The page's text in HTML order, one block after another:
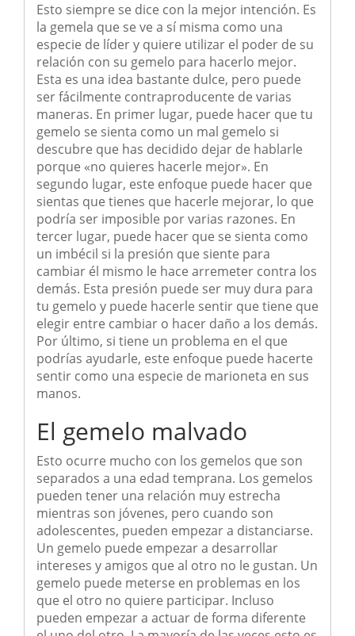
Esto siempre se dice con la mejor intención. Es
la gemela que se ve a sí misma como una
especie de líder y quiere utilizar el poder de su
relación con su gemelo para hacerlo mejor.
Esta es una idea bastante dulce, pero puede
ser fácilmente contraproducente de varias
maneras. En primer lugar, puede hacer que tu
gemelo se sienta como un mal gemelo si
descubre que has decidido dejar de hablarle
porque «no quieres hacerle mejor». En
segundo lugar, este enfoque puede hacer que
sientas que tienes que hacerle mejorar, lo que
podría ser imposible por varias razones. En
tercer lugar, puede hacer que se sienta como
un imbécil si la presión que siente para
cambiar él mismo le hace arremeter contra los
demás. Esta presión puede ser muy dura para
tu gemelo y puede hacerle sentir que tiene que
elegir entre cambiar o hacer daño a los demás.
Por último, si tiene un problema en el que
podrías ayudarle, este enfoque puede hacerte
sentir como una especie de marioneta en sus
manos.
El gemelo malvado
Esto ocurre mucho con los gemelos que son
separados a una edad temprana. Los gemelos
pueden tener una relación muy estrecha
mientras son jóvenes, pero cuando son
adolescentes, pueden empezar a distanciarse.
Un gemelo puede empezar a desarrollar
intereses y amigos que al otro no le gustan. Un
gemelo puede meterse en problemas en los
que el otro no quiere participar. Incluso
pueden empezar a actuar de forma diferente